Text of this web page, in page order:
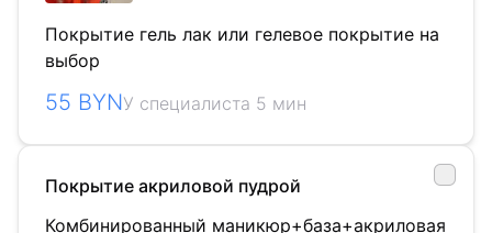
Покрытие гель лак или гелевое покрытие на
выбор
55 BYNУ специалиста 5 мин
Покрытие акриловой пудрой
Комбинированный маникюр+база+акриловая